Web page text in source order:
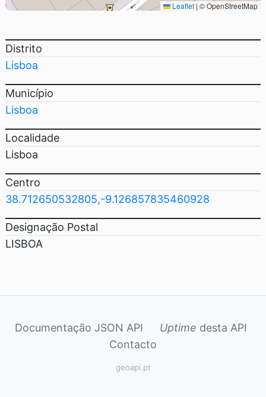
Leaflet | © OpenStreetMap
Distrito
Lisboa
Município
Lisboa
Localidade
Lisboa
Centro
38.712650532805,-9.126857835460928
Designação Postal
LISBOA
Documentação JSON API Uptime desta API
Contacto
geoapi.pt